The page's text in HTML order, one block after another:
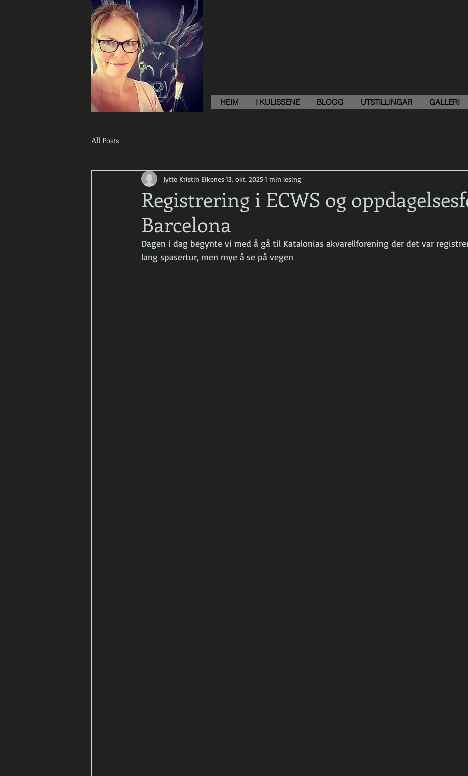
Jyttes Galley. Art for sale.
Online gallery. Jyttes
Galleri. Kunst til salgs.
Nettgalleri. Jytte Kristin
Eikenes. Høyanger
HEIM I KULISSENE BLOGG UTSTILLINGAR GALLERI
All Posts
Registrering i ECWS og
Barcelona
Jytte Kristin Eikenes13. okt. 20251 min lesing
Dagen i dag begynte vi med å gå til Katalonias akvarellforening der det var
lang spasertur, men mye å se på vegen